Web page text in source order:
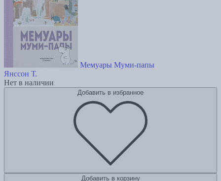
Мемуары Муми-папы
Янссон Т.
Нет в наличии
Добавить в избранное
Добавить в корзину